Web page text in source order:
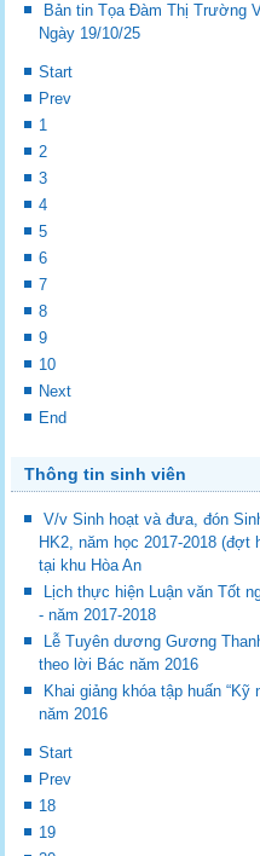
Bản tin Tọa Đàm Thị Trường
Ngày 19/10/25
Start
Prev
1
2
3
4
5
6
7
8
9
10
Next
End
Thông tin sinh viên
V/v Sinh hoạt và đưa, đón
HK2, năm học 2017-2018 (đợt
tại khu Hòa An
Lịch thực hiện Luận văn Tốt
- năm 2017-2018
Lễ Tuyên dương Gương
theo lời Bác năm 2016
Khai giảng khóa tập huấn “Kỹ
năm 2016
Start
Prev
18
19